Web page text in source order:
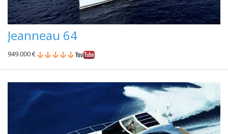
Jeanneau 64
949.000 €